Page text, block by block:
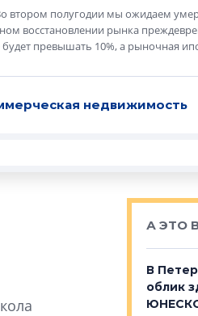
втором полугодии мы ожидаем
восстановлении рынка
будет превышать 10%, а рыночная
недвижимость
А ЭТО
В
облик